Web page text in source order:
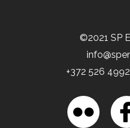
©2021 SP
+372 526